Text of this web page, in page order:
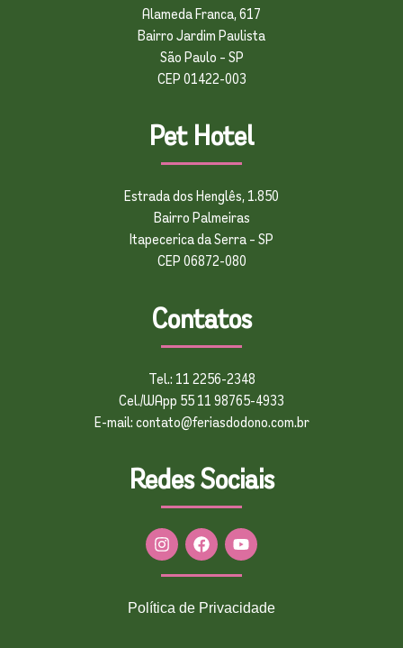
Alameda Franca, 617
Bairro Jardim Paulista
São Paulo – SP
CEP 01422-003
Pet Hotel
Estrada dos Henglês, 1.850
Bairro Palmeiras
Itapecerica da Serra – SP
CEP 06872-080
Contatos
Tel.: 11 2256-2348
Cel./WApp 55 11 98765-4933
E-mail: contato@feriasdodono.com.br
Redes Sociais
Política de Privacidade